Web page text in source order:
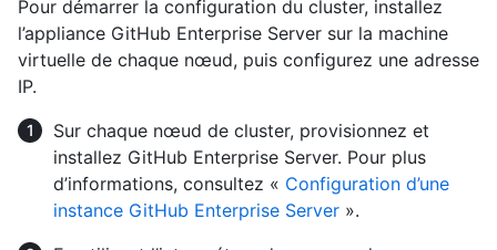
Pour démarrer la configuration du cluster, installez
l’appliance GitHub Enterprise Server sur la machine
virtuelle de chaque nœud, puis configurez une adresse
IP.
Sur chaque nœud de cluster, provisionnez et
installez GitHub Enterprise Server. Pour plus
d’informations, consultez « Configuration d’une
instance GitHub Enterprise Server ».